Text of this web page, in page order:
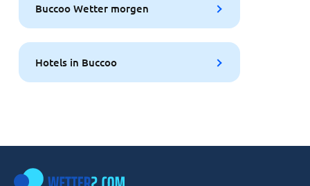
Buccoo Wetter morgen
Hotels in Buccoo